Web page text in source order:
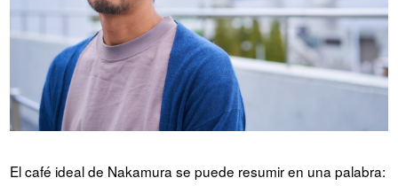
El café ideal de Nakamura se puede resumir en una palabra: